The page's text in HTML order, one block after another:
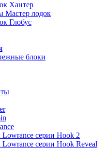
Хантер
Мастер лодок
Глобус
блоки
серии Hook 2
серии Hook Reveal